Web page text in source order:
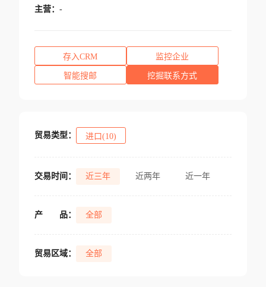
主营： -
存入CRM 监控企业
智能搜邮 挖掘联系方式
贸易类型： 进口(10)
交易时间： 近三年 近两年 近一年
产 品： 全部
贸易区域： 全部